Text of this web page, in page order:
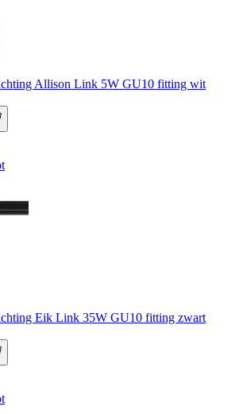
Allison Link 5W GU10 fitting wit
Eik Link 35W GU10 fitting zwart